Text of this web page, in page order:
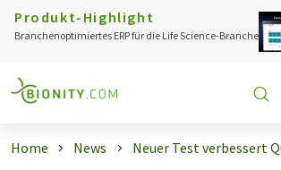
Produkt-Highlight
Branchenoptimiertes ERP für die Life Science-Branche
Home News Neuer Test verbessert